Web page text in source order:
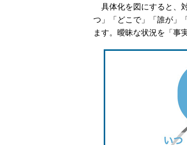
具体化を図にすると、
つ」「どこで」「誰が」
ます。曖昧な状況を「事